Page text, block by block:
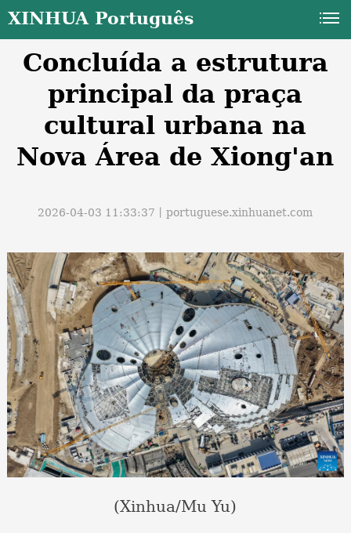
XINHUA Português
Concluída a estrutura
principal da praça
cultural urbana na
Nova Área de Xiong'an
2026-04-03 11:33:37丨portuguese.xinhuanet.com
(Xinhua/Mu Yu)